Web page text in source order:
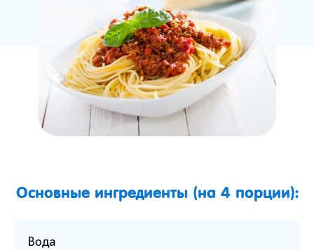
Основные ингредиенты (на 4 порции):
Вода